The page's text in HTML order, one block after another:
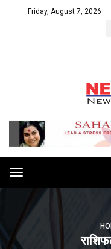
Friday, August 7, 2026
Toggle
navigation